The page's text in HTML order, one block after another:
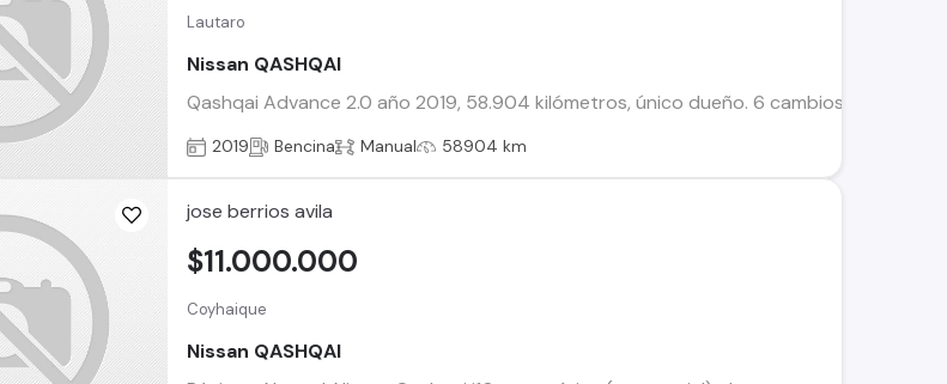
Lautaro
Nissan QASHQAI
Qashqai Advance 2.0 año 2019, 58.904 kilómetros, único dueño. 6 cambios,
2019 Bencina Manual 58904 km
jose berrios avila
Coyhaique
Nissan QASHQAI
$11.000.000